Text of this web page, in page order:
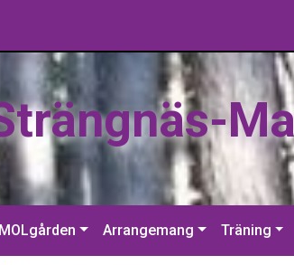
Arrangemang Träning